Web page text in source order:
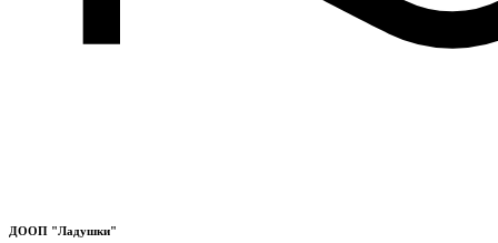
ДООП "Ладушки"